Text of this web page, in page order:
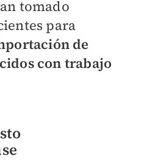
tomado
para
de
con trabajo